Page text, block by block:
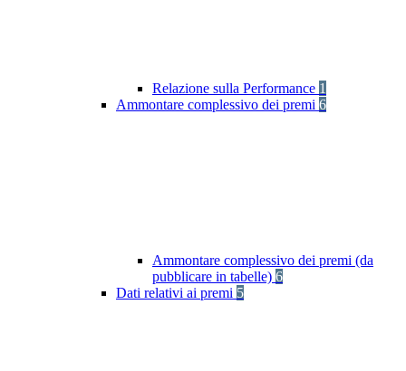
Relazione sulla Performance 1
Ammontare complessivo dei premi 6
Ammontare complessivo dei premi (da
pubblicare in tabelle) 6
Dati relativi ai premi 5